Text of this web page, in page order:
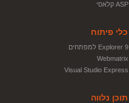
ASP קלאסי
כלי פיתוח
Explorer 9 למפתחים
Webmatrix
Visual Studio Express
תוכן נלווה